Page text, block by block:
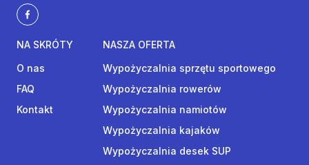
NA SKRÓTY
O nas
FAQ
Kontakt
NASZA OFERTA
Wypożyczalnia sprzętu sportowego
Wypożyczalnia rowerów
Wypożyczalnia namiotów
Wypożyczalnia kajaków
Wypożyczalnia desek SUP